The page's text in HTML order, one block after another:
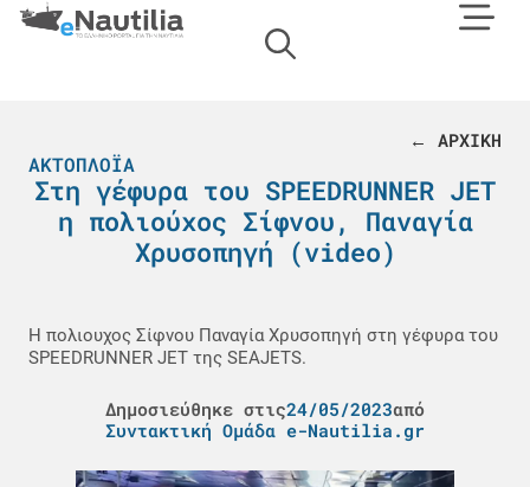
← ΑΡΧΙΚΗ
ΑΚΤΟΠΛΟΪΑ
Στη γέφυρα του SPEEDRUNNER JET
η πολιούχος Σίφνου, Παναγία
Χρυσοπηγή (video)
Η πολιουχος Σίφνου Παναγία Χρυσοπηγή στη γέφυρα του
SPEEDRUNNER JET της SEAJETS.
Δημοσιεύθηκε στις24/05/2023από
Συντακτική Ομάδα e-Nautilia.gr